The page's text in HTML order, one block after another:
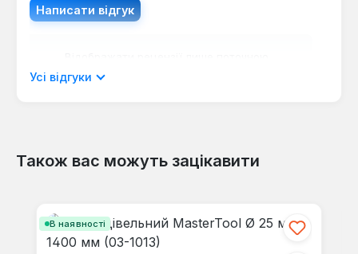
Написати відгук
мовою.
Відгуків не знайдено. Поділіться
Усі відгуки
Також вас можуть зацікавити
В наявності